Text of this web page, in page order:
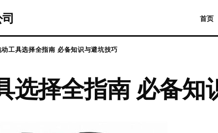
首页
动工具选择全指南 必备知识与避坑技巧
选择全指南 必备知